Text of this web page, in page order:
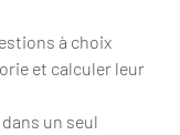
à choix
et calculer leur
un seul